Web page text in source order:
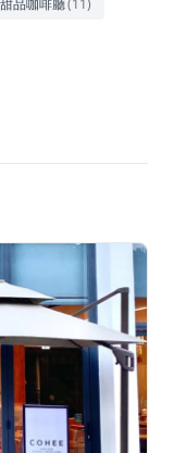
甜品咖啡廳(11)